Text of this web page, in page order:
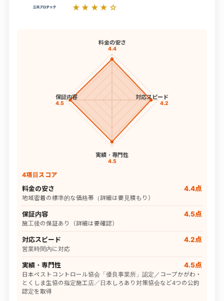
★★★★☆
料金の安さ
4.4
対応スピード
4.2
実績・専門性
4.5
保証内容
4.5
4項目スコア
料金の安さ 4.4点
地域密着の標準的な価格帯（詳細は要見積もり）
保証内容 4.5点
施工後の保証あり（詳細は要確認）
対応スピード 4.2点
営業時間内に対応
実績・専門性 4.5点
日本ペストコントロール協会「優良事業所」認定／コープかがわ・
とくしま生協の指定施工店／日本しろあり対策協会など4つの公的
認定を取得